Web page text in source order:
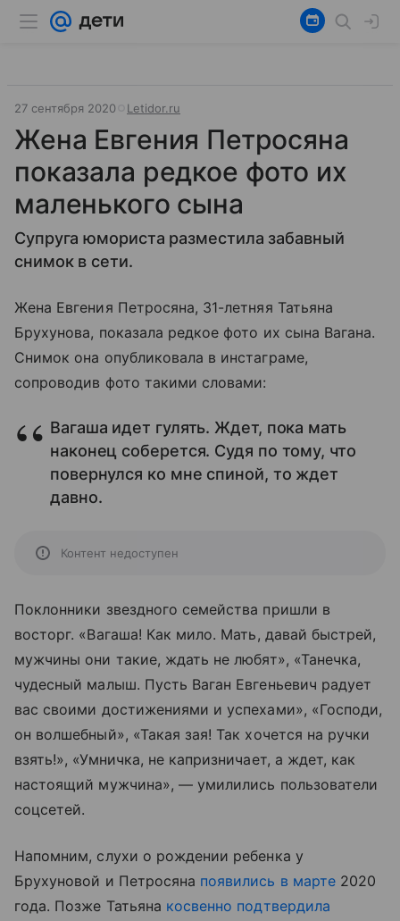
27 сентября 2020 Letidor.ru
Жена Евгения Петросяна
показала редкое фото их
маленького сына
Супруга юмориста разместила забавный
снимок в сети.
Жена Евгения Петросяна, 31-летняя Татьяна
Брухунова, показала редкое фото их сына Вагана.
Снимок она опубликовала в инстаграме,
сопроводив фото такими словами:
Вагаша идет гулять. Ждет, пока мать
наконец соберется. Судя по тому, что
повернулся ко мне спиной, то ждет
давно.
Контент недоступен
Поклонники звездного семейства пришли в
восторг. «Вагаша! Как мило. Мать, давай быстрей,
мужчины они такие, ждать не любят», «Танечка,
чудесный малыш. Пусть Ваган Евгеньевич радует
вас своими достижениями и успехами», «Господи,
он волшебный», «Такая зая! Так хочется на ручки
взять!», «Умничка, не капризничает, а ждет, как
настоящий мужчина», — умилились пользователи
соцсетей.
Напомним, слухи о рождении ребенка у
Брухуновой и Петросяна появились в марте2020
года. Позже Татьяна косвенно подтвердила